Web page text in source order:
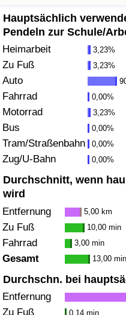
Hauptsächlich
Pendeln zur Schule/
Heimarbeit 3,23%
Zu Fuß 3,23%
Auto
Fahrrad 0,00%
Motorrad 3,23%
Bus 0,00%
Tram/Straßenbahn 0,00%
Zug/U-Bahn 0,00%
Durchschnitt, wenn
wird
Entfernung 5,00 km
Zu Fuß 10,00 min
Fahrrad 3,00 min
Gesamt 13,00 min
Durchschn. bei
Entfernung
Zu Fuß 0,14 min
Umweltverschmutzung
Umweltverschmutzungs-
Verschmutzungsindex
Umweltverschmutzungs-
Verkehr
Verkehrs-Index
Verkehrs-Index (aktuell)
Verkehrs-Index nach Land